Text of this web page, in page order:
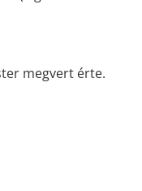
megvert érte.